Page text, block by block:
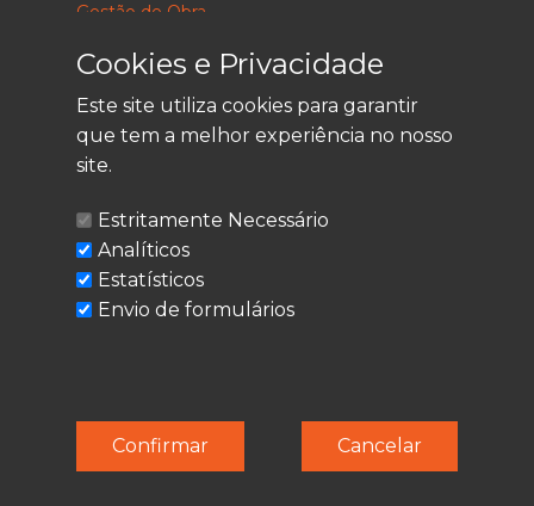
Gestão de Obra
LEGAL
Política de Privacidade
Termos de Utilização
Cookies
© Techolder. Todos os direitos reservados.
SmashLine
Cookies e Privacidade
Este site utiliza cookies para garantir
que tem a melhor experiência no nosso
site.
Estritamente Necessário
Analíticos
Estatísticos
Envio de formulários
Cancelar
Confirmar